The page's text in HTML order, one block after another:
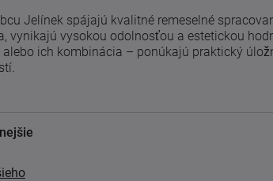
Jelínek spájajú kvalitné remeselné
vynikajú vysokou odolnosťou a estetickou
alebo ich kombinácia – ponúkajú praktický